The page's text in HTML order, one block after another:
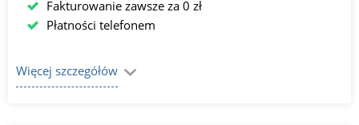
Fakturowanie zawsze za 0 zł
Płatności telefonem
Więcej szczegółów